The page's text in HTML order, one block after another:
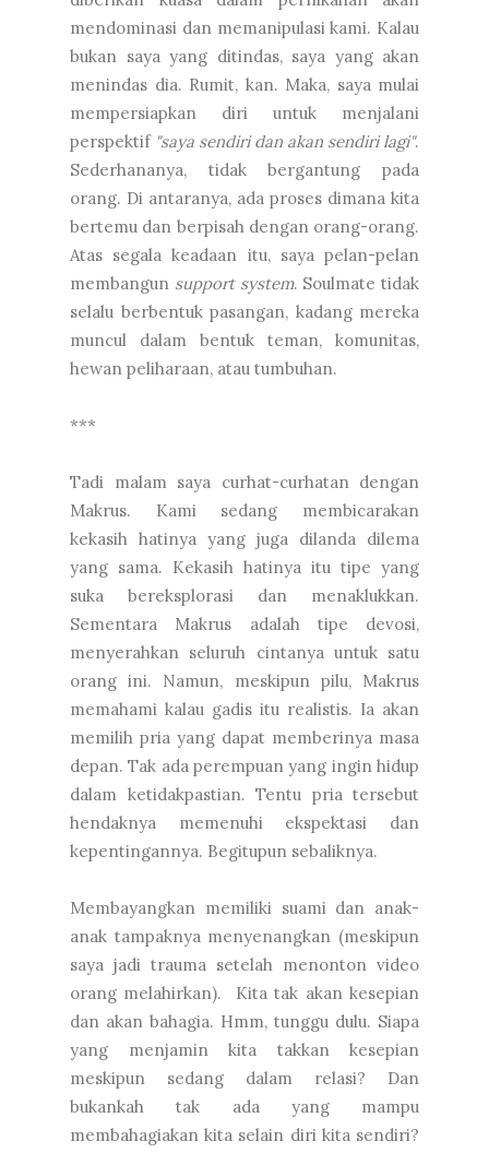
mendominasi dan memanipulasi kami. Kalau
bukan saya yang ditindas, saya yang akan
menindas dia. Rumit, kan. Maka, saya mulai
mempersiapkan diri untuk menjalani
perspektif "saya sendiri dan akan sendiri lagi".
Sederhananya, tidak bergantung pada
orang. Di antaranya, ada proses dimana kita
bertemu dan berpisah dengan orang-orang.
Atas segala keadaan itu, saya pelan-pelan
membangun support system. Soulmate tidak
selalu berbentuk pasangan, kadang mereka
muncul dalam bentuk teman, komunitas,
hewan peliharaan, atau tumbuhan.
***
Tadi malam saya curhat-curhatan dengan
Makrus. Kami sedang membicarakan
kekasih hatinya yang juga dilanda dilema
yang sama. Kekasih hatinya itu tipe yang
suka bereksplorasi dan menaklukkan.
Sementara Makrus adalah tipe devosi,
menyerahkan seluruh cintanya untuk satu
orang ini. Namun, meskipun pilu, Makrus
memahami kalau gadis itu realistis. Ia akan
memilih pria yang dapat memberinya masa
depan. Tak ada perempuan yang ingin hidup
dalam ketidakpastian. Tentu pria tersebut
hendaknya memenuhi ekspektasi dan
kepentingannya. Begitupun sebaliknya.
Membayangkan memiliki suami dan anak-
anak tampaknya menyenangkan (meskipun
saya jadi trauma setelah menonton video
orang melahirkan). Kita tak akan kesepian
dan akan bahagia. Hmm, tunggu dulu. Siapa
yang menjamin kita takkan kesepian
meskipun sedang dalam relasi? Dan
bukankah tak ada yang mampu
membahagiakan kita selain diri kita sendiri?